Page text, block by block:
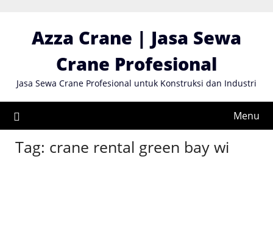
contentAzza Crane | Jasa Sewa
Crane Profesional
Jasa Sewa Crane Profesional untuk Konstruksi dan Industri
Menu
Tag: crane rental green bay wi